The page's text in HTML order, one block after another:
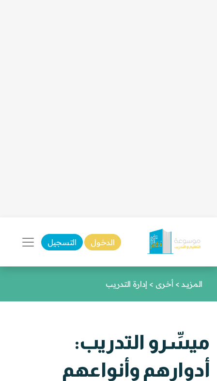
الدخول التسجيل
المزيـد > أخرى > إدارة التدريب
ميسِّرو التدريب:
أدوارهم وأنواعهم